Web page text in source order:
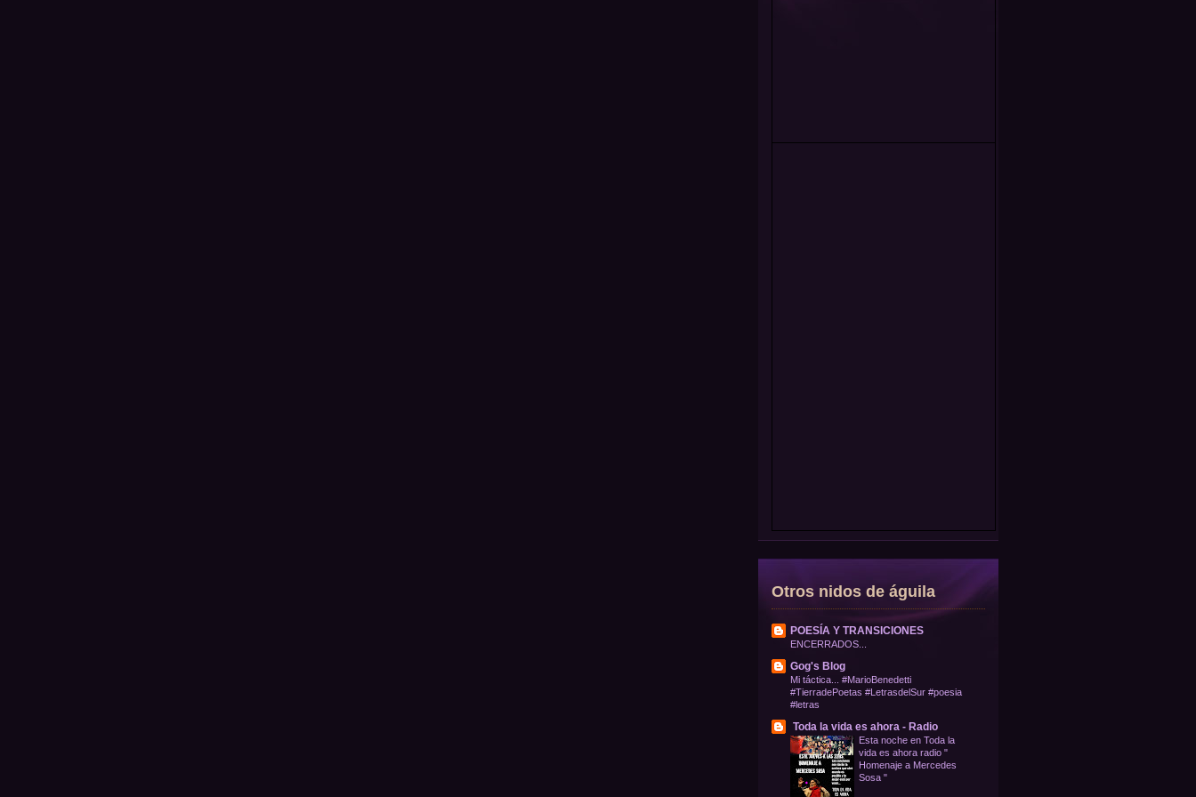
Otros nidos de águila
POESÍA Y TRANSICIONES
ENCERRADOS...
Gog's Blog
Mi táctica... #MarioBenedetti
#TierradePoetas #LetrasdelSur #poesia
#letras
Toda la vida es ahora - Radio
Esta noche en Toda la
vida es ahora radio "
Homenaje a Mercedes
Sosa "